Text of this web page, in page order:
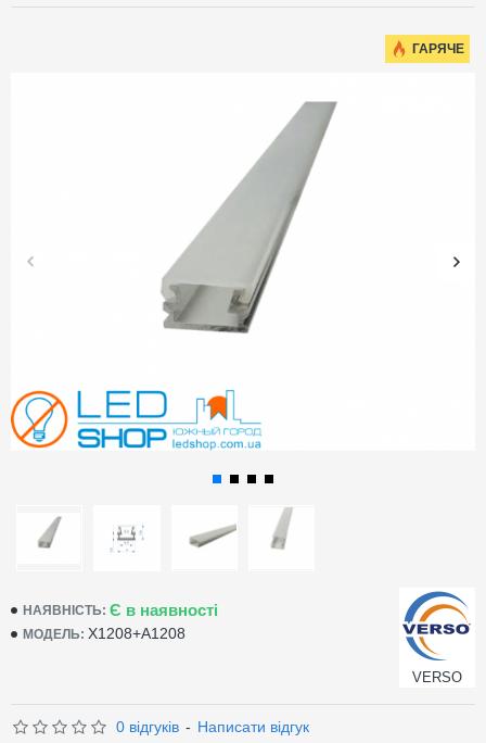
ГАРЯЧЕ
НАЯВНІСТЬ: Є в наявності
МОДЕЛЬ: Х1208+А1208
VERSO
0 відгуків - Написати відгук